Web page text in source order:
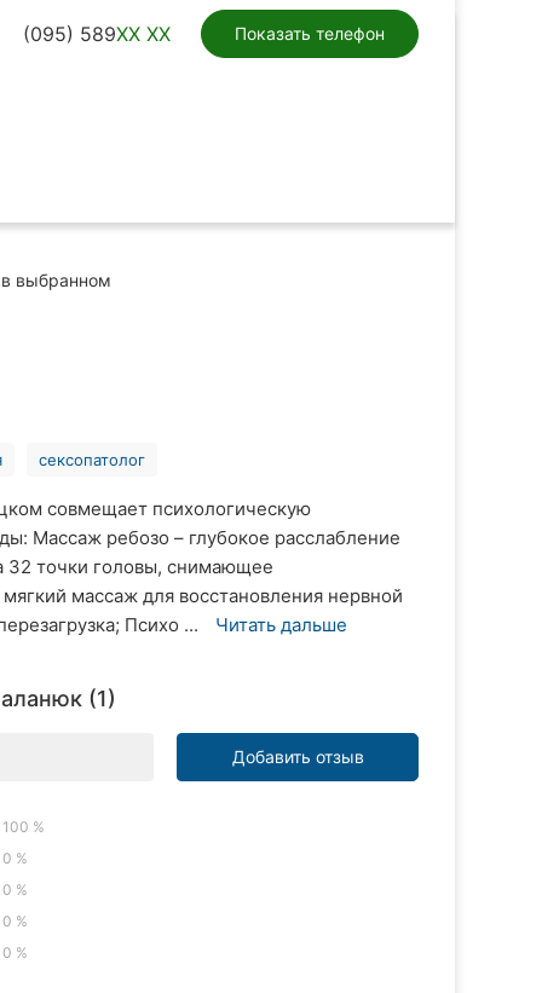
(095) 589XX XX Показать телефон
в выбранном
сексопатолог
совмещает психологическую
Массаж ребозо – глубокое расслабление
32 точки головы, снимающее
массаж для восстановления нервной
Психо ...
Читать дальше
(1)
Добавить отзыв
100 %
0 %
0 %
0 %
0 %